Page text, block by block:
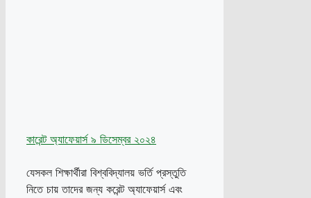
কারেন্ট অ্যাফেয়ার্স ৯ ডিসেম্বর ২০২৪
যেসকল শিক্ষার্থীরা বিশ্ববিদ্যালয় ভর্তি প্রস্তুতি
নিতে চায় তাদের জন্য করেন্ট অ্যাফেয়ার্স এবং